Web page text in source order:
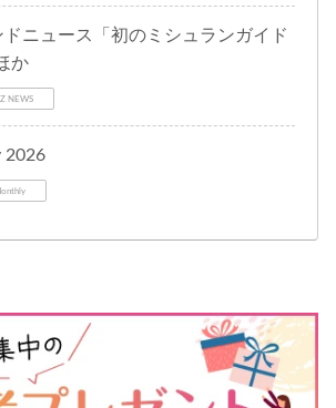
ニュース「初のミシュランガイド
か
NEWS
2026